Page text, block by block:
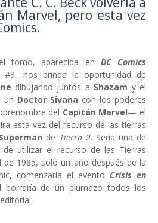
Marvel, pero esta vez
tomo, aparecida en DC Comics
nos brinda la oportunidad de
dibujando juntos a Shazam y el
un Doctor Sivana con los poderes
del Capitán Marvel— el
esta vez del recurso de las tierras
Superman de Tierra 2. Sería una de
de utilizar el recurso de las Tierras
1985, solo un año después de la
comenzaría el evento Crisis en
borraría de un plumazo todos los